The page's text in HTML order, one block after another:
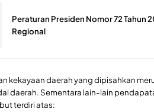
Peraturan Presiden Nomor 72 Tahun
Regional
kekayaan daerah yang dipisahkan
daerah. Sementara lain-lain
terdiri atas: